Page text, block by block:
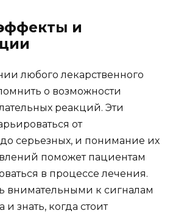
и
любого лекарственного
о возможности
реакций. Эти
от
серьезных, и понимание их
поможет пациентам
в процессе лечения.
внимательными к сигналам
и знать, когда стоит